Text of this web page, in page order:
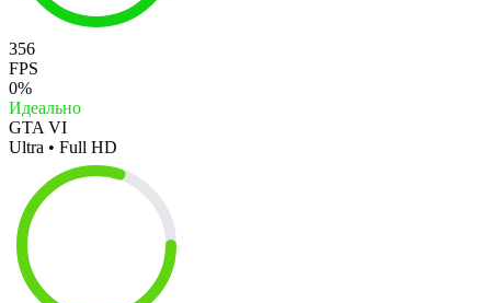
356
FPS
0%
Идеально
GTA VI
Ultra • Full HD